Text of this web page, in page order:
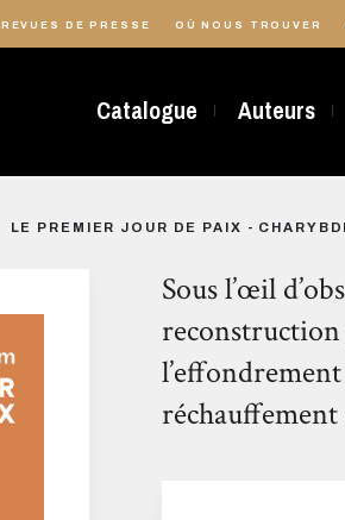
REVUES DE PRESSE OÙ NOUS TROUVER
Catalogue Auteurs
LE PREMIER JOUR DE PAIX -
Sous l’œil